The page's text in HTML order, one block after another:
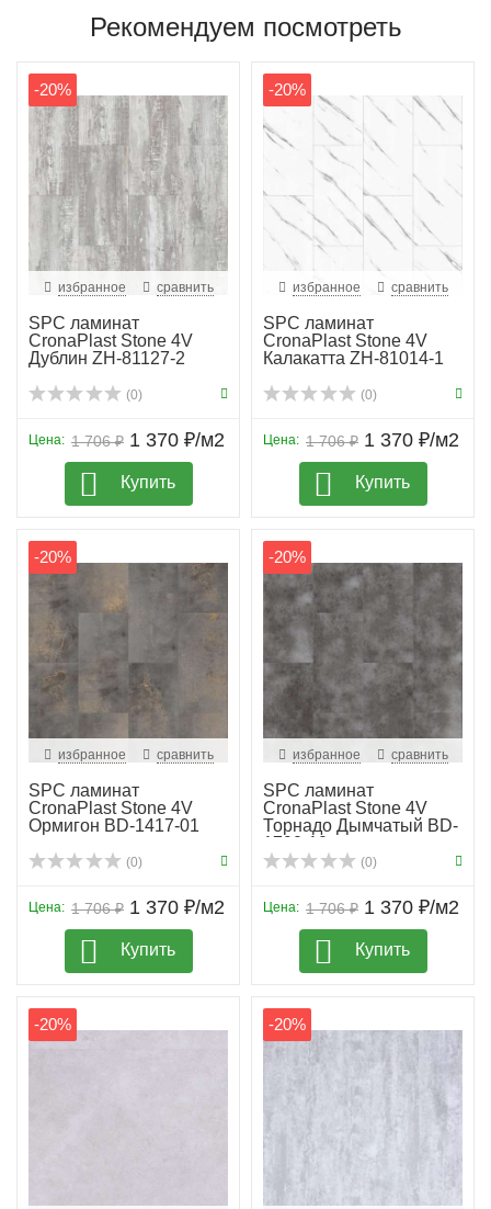
Рекомендуем посмотреть
-20%
избранное сравнить
SPC ламинат
CronaPlast Stone 4V
Дублин ZH-81127-2
(0)
1 706 ₽
Цена: 1 370 ₽/м2
Купить
-20%
избранное сравнить
SPC ламинат
CronaPlast Stone 4V
Калакатта ZH-81014-1
(0)
1 706 ₽
Цена: 1 370 ₽/м2
Купить
-20%
избранное сравнить
SPC ламинат
CronaPlast Stone 4V
Ормигон BD-1417-01
(0)
1 706 ₽
Цена: 1 370 ₽/м2
Купить
-20%
избранное сравнить
SPC ламинат
CronaPlast Stone 4V
Торнадо Дымчатый BD-
1790-10
(0)
1 706 ₽
Цена: 1 370 ₽/м2
Купить
-20% -20%